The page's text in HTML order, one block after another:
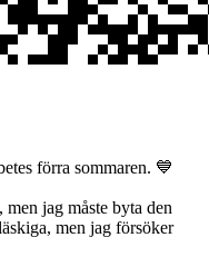
förra sommaren. 💙
jag måste byta den
men jag försöker